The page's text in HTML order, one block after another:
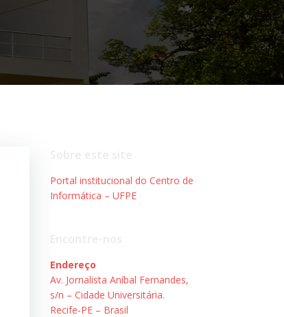
Portal institucional do Centro de
Informática – UFPE
Endereço
Av. Jornalista Aníbal Fernandes,
s/n – Cidade Universitária.
Recife-PE – Brasil